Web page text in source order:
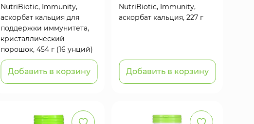
NutriBiotic, Immunity,
аскорбат кальция для
поддержки иммунитета,
кристаллический
порошок, 454 г (16 унций)
Добавить в корзину
NutriBiotic, Immunity,
аскорбат кальция, 227 г
Добавить в корзину